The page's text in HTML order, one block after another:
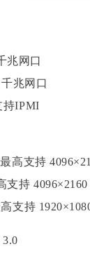
兆网口
兆网口
持IPMI
高支持
支持
支持
3.0